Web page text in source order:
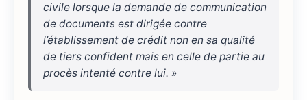
civile lorsque la demande de communication
de documents est dirigée contre
l’établissement de crédit non en sa qualité
de tiers confident mais en celle de partie au
procès intenté contre lui. »